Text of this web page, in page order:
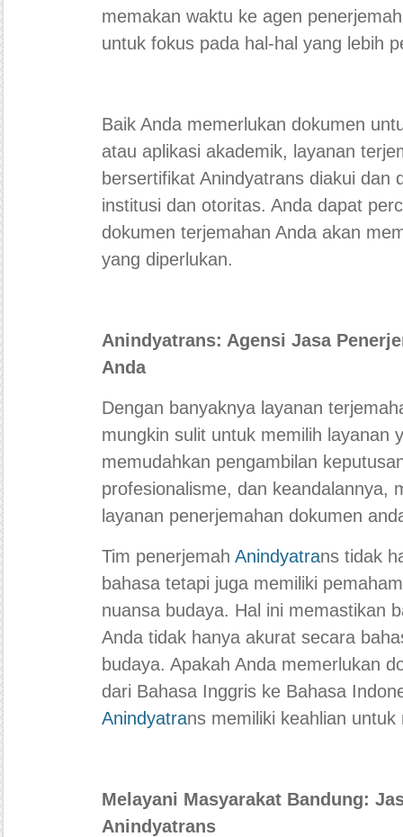
memakan waktu ke agen
untuk fokus pada hal-hal yang lebih
Baik Anda memerlukan dokumen
atau aplikasi akademik, layanan
bersertifikat Anindyatrans diakui dan
institusi dan otoritas. Anda dapat
dokumen terjemahan Anda akan
yang diperlukan.
Anindyatrans: Agensi Jasa
Anda
Dengan banyaknya layanan
mungkin sulit untuk memilih layanan
memudahkan pengambilan
profesionalisme, dan keandalannya,
layanan penerjemahan dokumen
Tim penerjemah Anindyatrans tidak
bahasa tetapi juga memiliki
nuansa budaya. Hal ini memastikan
Anda tidak hanya akurat secara
budaya. Apakah Anda memerlukan
dari Bahasa Inggris ke Bahasa
Anindyatrans memiliki keahlian
Melayani Masyarakat Bandung:
Anindyatrans